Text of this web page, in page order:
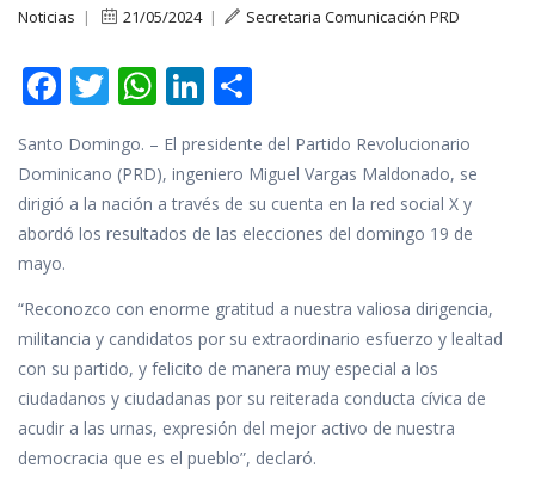
Noticias | 21/05/2024| Secretaria Comunicación PRD
F
e
b
o
o
k
T
itt
er
W
h
at
s
A
p
Li
n
k
e
dI
o
m
p
ar
r
Santo Domingo. – El presidente del Partido Revolucionario
Dominicano (PRD), ingeniero Miguel Vargas Maldonado, se
dirigió a la nación a través de su cuenta en la red social X y
abordó los resultados de las elecciones del domingo 19 de
mayo.
“Reconozco con enorme gratitud a nuestra valiosa dirigencia,
militancia y candidatos por su extraordinario esfuerzo y lealtad
con su partido, y felicito de manera muy especial a los
ciudadanos y ciudadanas por su reiterada conducta cívica de
acudir a las urnas, expresión del mejor activo de nuestra
democracia que es el pueblo”, declaró.